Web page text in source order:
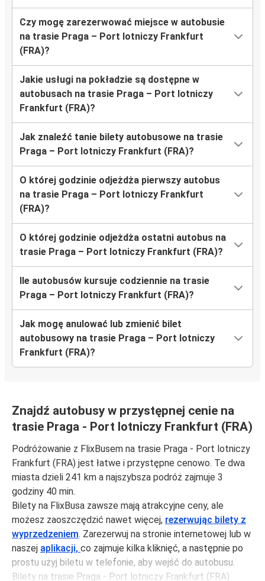
Czy mogę zarezerwować miejsce w autobusie
na trasie Praga – Port lotniczy Frankfurt
(FRA)?
Jakie usługi na pokładzie są dostępne w
autobusach na trasie Praga – Port lotniczy
Frankfurt (FRA)?
Jak znaleźć tanie bilety autobusowe na trasie
Praga – Port lotniczy Frankfurt (FRA)?
O której godzinie odjeżdża pierwszy autobus
na trasie Praga – Port lotniczy Frankfurt
(FRA)?
O której godzinie odjeżdża ostatni autobus na
trasie Praga – Port lotniczy Frankfurt (FRA)?
Ile autobusów kursuje codziennie na trasie
Praga – Port lotniczy Frankfurt (FRA)?
Jak mogę anulować lub zmienić bilet
autobusowy na trasie Praga – Port lotniczy
Frankfurt (FRA)?
Znajdź autobusy w przystępnej cenie na
trasie Praga - Port lotniczy Frankfurt (FRA)
Podróżowanie z FlixBusem na trasie Praga - Port lotniczy
Frankfurt (FRA) jest łatwe i przystępne cenowo. Te dwa
miasta dzieli 241 km a najszybsza podróż zajmuje 3
godziny 40 min.
Bilety na FlixBusa zawsze mają atrakcyjne ceny, ale
możesz zaoszczędzić nawet więcej, rezerwując bilety z
wyprzedzeniem. Zarezerwuj na stronie internetowej lub w
naszej aplikacji, co zajmuje kilka kliknięć, a następnie po
prostu użyj biletu w telefonie, aby wejść do autobusu.
Bilety na trasie Praga - Port lotniczy Frankfurt (FRA)